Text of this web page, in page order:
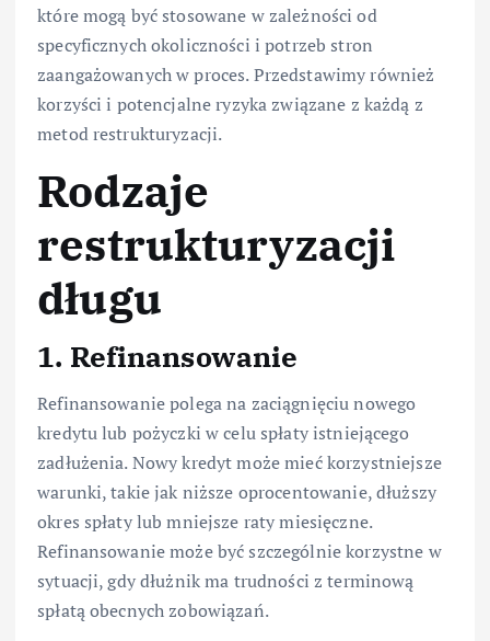
które mogą być stosowane w zależności od
specyficznych okoliczności i potrzeb stron
zaangażowanych w proces. Przedstawimy również
korzyści i potencjalne ryzyka związane z każdą z
metod restrukturyzacji.
Rodzaje
restrukturyzacji
długu
1. Refinansowanie
Refinansowanie polega na zaciągnięciu nowego
kredytu lub pożyczki w celu spłaty istniejącego
zadłużenia. Nowy kredyt może mieć korzystniejsze
warunki, takie jak niższe oprocentowanie, dłuższy
okres spłaty lub mniejsze raty miesięczne.
Refinansowanie może być szczególnie korzystne w
sytuacji, gdy dłużnik ma trudności z terminową
spłatą obecnych zobowiązań.